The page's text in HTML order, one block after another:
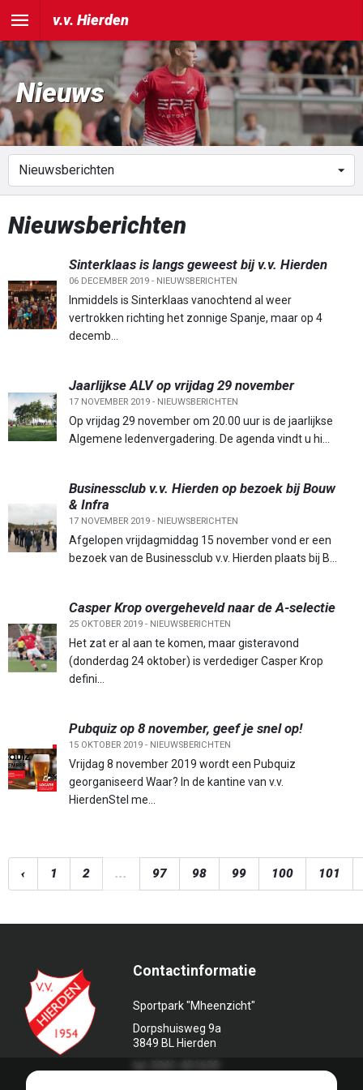
v.v. Hierden
Nieuws
Nieuwsberichten
Sinterklaas is langs geweest bij v.v. Hierden
06 DECEMBER 2019 - NIEUWSBERICHTEN
Inmiddels is Sinterklaas vanochtend al weer
vertrokken richting het zonnige Spanje, maar op 4
decemb...
Jaarlijkse ALV op vrijdag 29 november
17 NOVEMBER 2019 - NIEUWSBERICHTEN
Op vrijdag 29 november om 20.00 uur is de jaarlijkse
Algemene ledenvergadering. De agenda vindt u hi...
Businessclub v.v. Hierden op bezoek bij Bouw
& Infra
17 NOVEMBER 2019 - NIEUWSBERICHTEN
Afgelopen vrijdagmiddag 15 november vond er een
bezoek van de Businessclub v.v. Hierden plaats bij B...
Casper Krop overgeheveld naar de A-selectie
25 OKTOBER 2019 - NIEUWSBERICHTEN
Het zat er al aan te komen, maar gisteravond
(donderdag 24 oktober) is verdediger Casper Krop
defini...
Pubquiz op 8 november, geef je snel op!
15 OKTOBER 2019 - NIEUWSBERICHTEN
Vrijdag 8 november 2019 wordt een Pubquiz
georganiseerd Waar? In de kantine van v.v.
HierdenStel me...
‹ 1 2 ... 97 98 99 100 101
Contactinformatie
Sportpark "Mheenzicht"
Dorpshuisweg 9a
3849 BL Hierden